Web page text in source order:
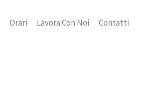
Orari Lavora Con Noi Contatti